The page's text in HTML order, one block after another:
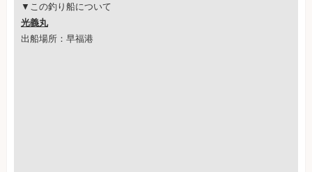
▼この釣り船について
光義丸
出船場所：早福港